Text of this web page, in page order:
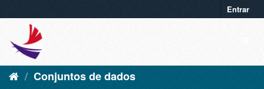
Entrar
Conjuntos de dados